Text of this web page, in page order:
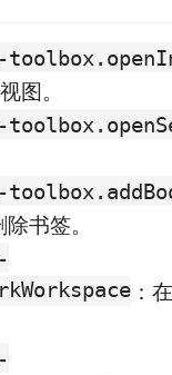
图。
书签。
：